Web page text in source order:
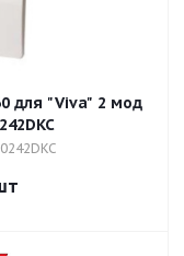
для "Viva" 2 мод